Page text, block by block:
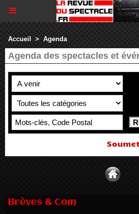
Accueil > Agenda
Agenda des spectacles et
Brèves & Com